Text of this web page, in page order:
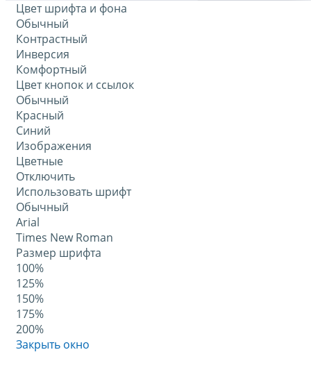
Цвет шрифта и фона
Обычный
Контрастный
Инверсия
Комфортный
Цвет кнопок и ссылок
Обычный
Красный
Синий
Изображения
Цветные
Отключить
Использовать шрифт
Обычный
Arial
Times New Roman
Размер шрифта
100%
125%
150%
175%
200%
Закрыть окно